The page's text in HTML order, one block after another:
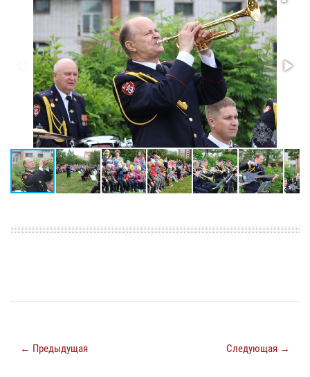
← Предыдущая Следующая →